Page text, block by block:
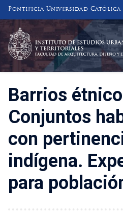
Pontificia Universidad Católica
INSTITUTO DE
Y TERRITORIALES
FACULTAD DE ARQUITECTURA,
Barrios
Conjuntos
con
indígena.
para